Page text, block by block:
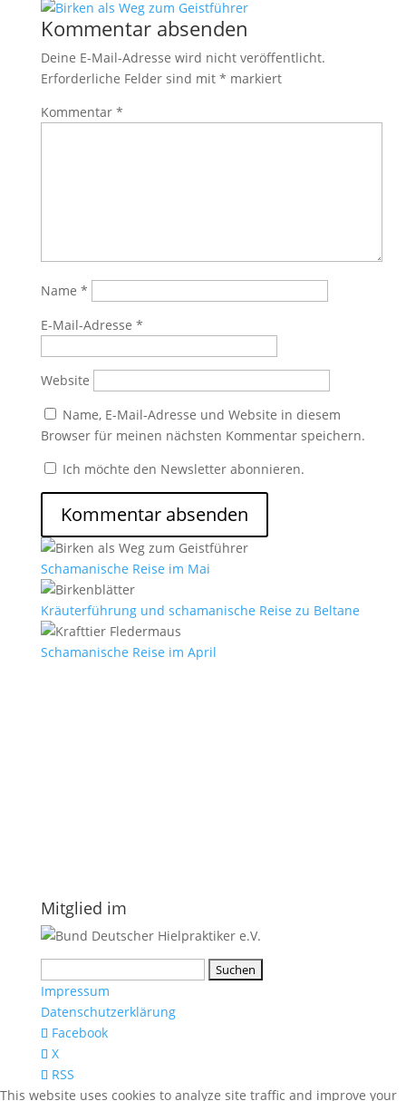
Kommentar absenden
Deine E-Mail-Adresse wird nicht veröffentlicht.
Erforderliche Felder sind mit * markiert
Kommentar *
Name *
E-Mail-Adresse *
Website
Name, E-Mail-Adresse und Website in diesem
Browser für meinen nächsten Kommentar speichern.
Ich möchte den Newsletter abonnieren.
Schamanische Reise im Mai
Kräuterführung und schamanische Reise zu Beltane
Schamanische Reise im April
Mitglied im
nach:
Impressum
Datenschutzerklärung
Facebook
X
RSS
This website uses cookies to analyze site traffic and improve your